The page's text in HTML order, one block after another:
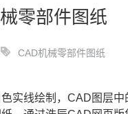
零部件图纸
CAD机械零部件图纸
实线绘制，CAD 图层中